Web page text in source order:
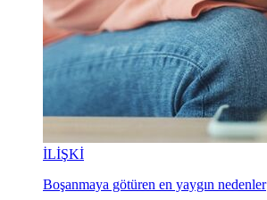
İLİŞKİ
Boşanmaya götüren en yaygın nedenler